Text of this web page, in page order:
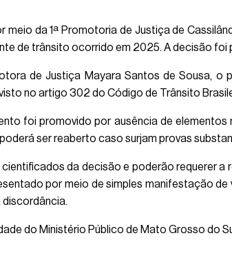
meio da 1ª Promotoria de Justiça de
de trânsito ocorrido em 2025. A decisão
de Justiça Mayara Santos de Sousa, o
no artigo 302 do Código de Trânsito
foi promovido por ausência de
ser reaberto caso surjam provas
da decisão e poderão requerer
por meio de simples manifestação
do Ministério Público de Mato Grosso do